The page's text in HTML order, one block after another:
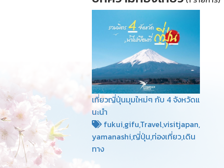
เที่ยวญี่ปุ่นมุมใหม่ๆ กับ 4 จังหวัดแ
นะนำ
fukui,gifu,Travel,visitjapan,
yamanashi,ญี่ปุ่น,ท่องเที่ยว,เดิน
ทาง